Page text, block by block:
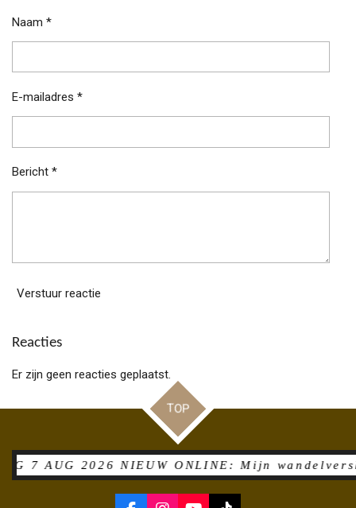
Naam *
E-mailadres *
Bericht *
Verstuur reactie
Reacties
Er zijn geen reacties geplaatst.
TOP
7 AUG 2026 NIEUW ONLINE: Mijn